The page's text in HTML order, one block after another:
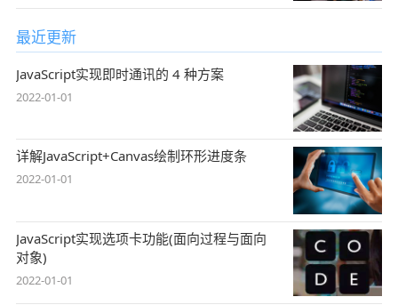
最近更新
JavaScript实现即时通讯的 4 种方案
2022-01-01
详解JavaScript+Canvas绘制环形进度条
2022-01-01
JavaScript实现选项卡功能(面向过程与面向
对象)
2022-01-01